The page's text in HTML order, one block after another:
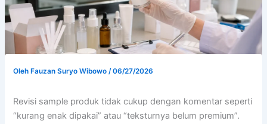
Oleh Fauzan Suryo Wibowo/06/27/2026
Revisi sample produk tidak cukup dengan komentar seperti
“kurang enak dipakai” atau “teksturnya belum premium”.